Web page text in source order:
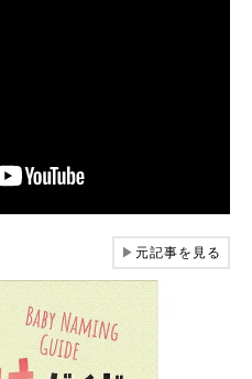
▶元記事を見る